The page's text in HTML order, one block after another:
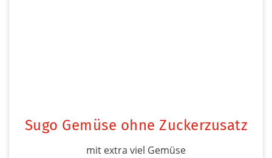
Sugo Gemüse ohne Zuckerzusatz
mit extra viel Gemüse